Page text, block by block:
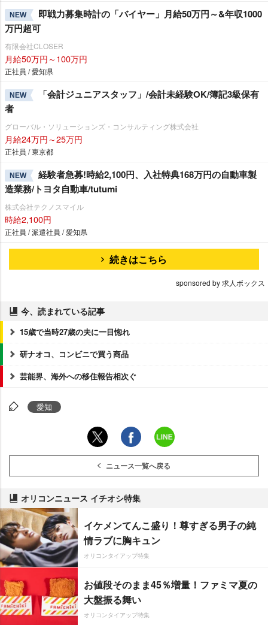
NEW
即戦力募集時計の「バイヤー」月給50万円～&年収1000
万円超可
有限会社CLOSER
月給50万円～100万円
正社員 / 愛知県
NEW
「会計ジュニアスタッフ」/会計未経験OK/簿記3級保有
者
グローバル・ソリューションズ・コンサルティング株式会社
月給24万円～25万円
正社員 / 東京都
NEW
経験者急募!時給2,100円、入社特典168万円の自動車製
造業務/トヨタ自動車/tutumi
株式会社テクノスマイル
時給2,100円
正社員 / 派遣社員 / 愛知県
続きはこちら
sponsored by 求人ボックス
今、読まれている記事
15歳で当時27歳の夫に一目惚れ
研ナオコ、コンビニで買う商品
芸能界、海外への移住報告相次ぐ
愛知
ニュース一覧へ戻る
オリコンニュース イチオシ特集
イケメンてんこ盛り！尊すぎる男子の純
情ラブに胸キュン
オリコンタイアップ特集
お値段そのまま45％増量！ファミマ夏の
大盤振る舞い
オリコンタイアップ特集